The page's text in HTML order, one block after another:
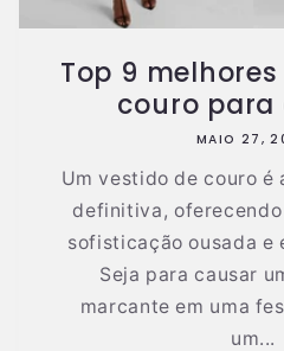
Top 9
couro para
MAIO 27,
Um vestido de couro é
definitiva,
sofisticação ousada e
Seja para causar
marcante em uma
um...